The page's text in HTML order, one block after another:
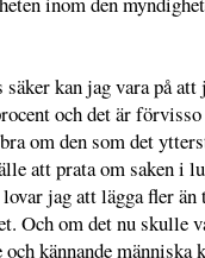
säker kan jag vara på
och det är
om den som det
att prata om saken i
jag att lägga fler
Och om det nu skulle
och kännande